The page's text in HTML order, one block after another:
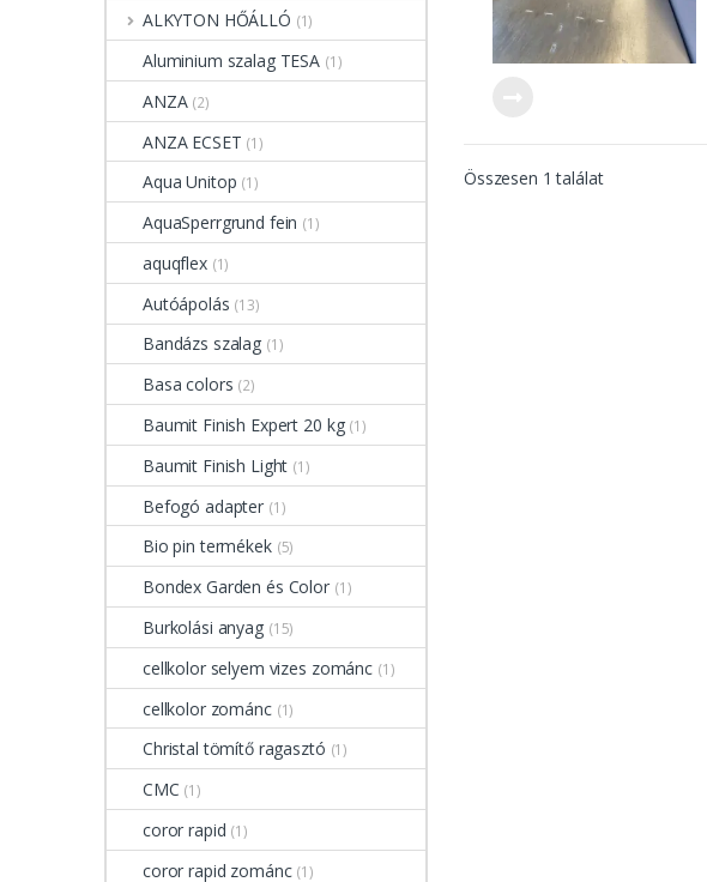
Összesen 1 találat
ALKYTON HŐÁLLÓ (1)
Aluminium szalag TESA (1)
ANZA (2)
ANZA ECSET (1)
Aqua Unitop (1)
AquaSperrgrund fein (1)
aquqflex (1)
Autóápolás (13)
Bandázs szalag (1)
Basa colors (2)
Baumit Finish Expert 20 kg (1)
Baumit Finish Light (1)
Befogó adapter (1)
Bio pin termékek (5)
Bondex Garden és Color (1)
Burkolási anyag (15)
cellkolor selyem vizes zománc (1)
cellkolor zománc (1)
Christal tömítő ragasztó (1)
CMC (1)
coror rapid (1)
coror rapid zománc (1)